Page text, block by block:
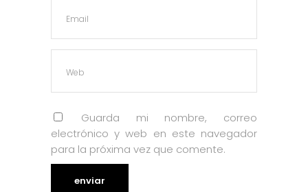
Guarda mi nombre, correo
electrónico y web en este navegador
para la próxima vez que comente.